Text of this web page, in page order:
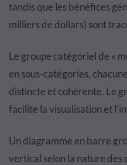
tandis que les bénéfices
milliers de dollars) sont
Le groupe catégoriel de «
en sous-catégories,
distincte et cohérente. Le
facilite la visualisation et
Un diagramme en barre
vertical selon la nature des